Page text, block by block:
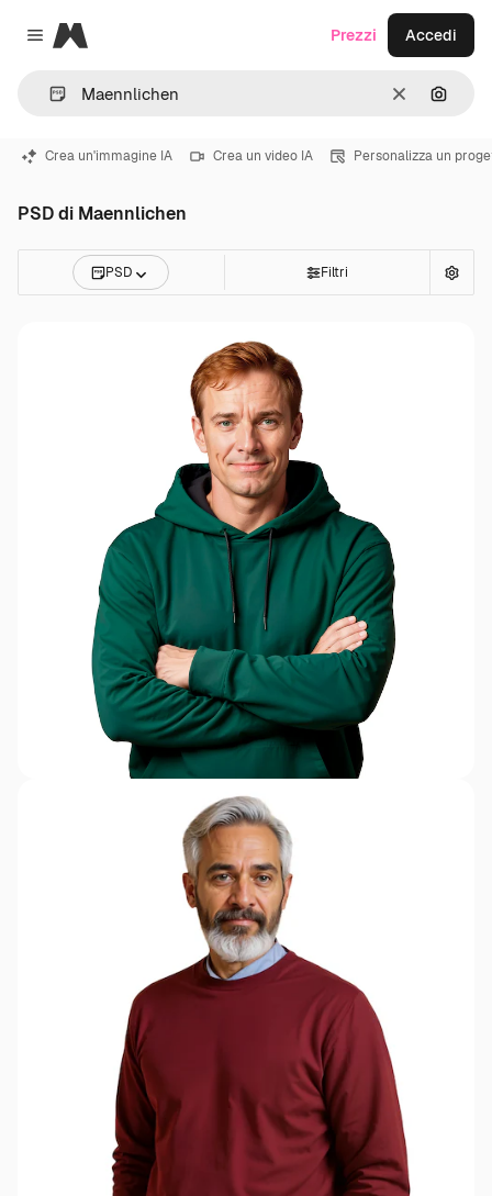
Close menu
Magnific
CancellaCerca
Prezzi Accedi
Crea un'immagine IA Crea un video IA Personalizza un
PSD di Maennlichen
PSD Filtri